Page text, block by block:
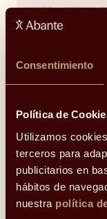
Consentimiento
Política de
Utilizamos
terceros para
publicitarios en
hábitos de
nuestra política